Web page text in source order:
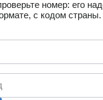
номер: его
с кодом страны.